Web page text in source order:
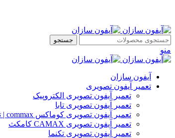
جستجو
منو
آیفون سازان
تعمیر آیفون تصویری
تعمیر آیفون تصویری الکتروپیک
تعمیر آیفون تصویری تابا
تعمیر آیفون تصویری کوماکس commax | تعمیرات تخصصی آیفون
تعمیر آیفون تصویری CAMAX کامکث
تعمیر آیفون تصویری تکنما